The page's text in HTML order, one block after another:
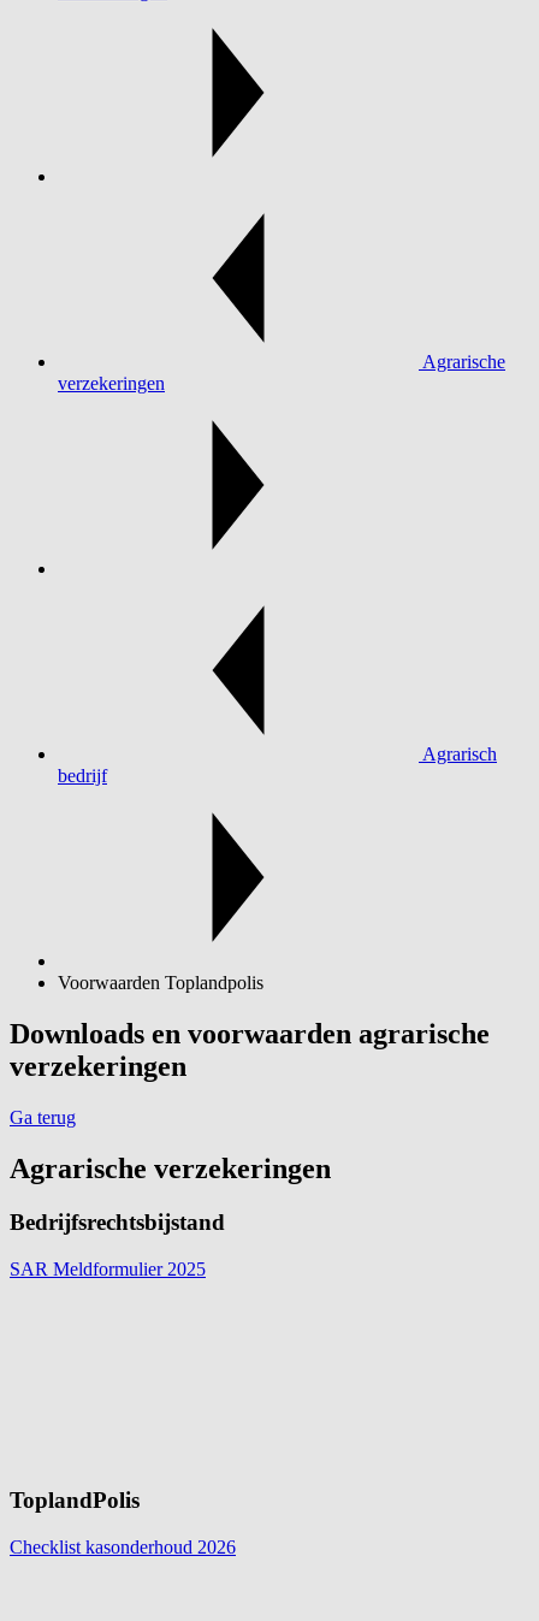
Agrarische
verzekeringen
Agrarisch
bedrijf
Voorwaarden Toplandpolis
Downloads en voorwaarden agrarische
verzekeringen
Ga terug
Agrarische verzekeringen
Bedrijfsrechtsbijstand
SAR Meldformulier 2025
ToplandPolis
Checklist kasonderhoud 2026